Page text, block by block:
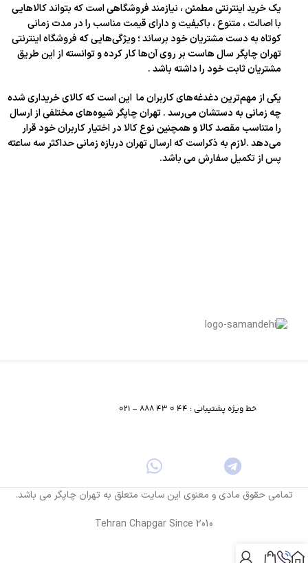
یک خرید اینترنتی مطمئن ، نیازمند فروشگاهی است که بتواند کالاهایی
با اصالت ، متنوع ، باکیفیت و دارای قیمت مناسب را در مدت زمانی
کوتاه به دست مشتریان خود برساند ؛ ویژگی‌هایی که فروشگاه اینترنتی
تهران چاپگر سال‌ هاست بر روی آن‌ها کار کرده و توانسته از این طریق
مشتریان ثابت خود را داشته باشد .
یکی از مهم‌ترین دغدغه‌های کاربران ما این است که کالای خریداری شده
چه زمانی به دستشان می‌رسد . تهران چاپگر شیوه‌های مختلفی از ارسال
را متناسب مقصد کالا و همچنین نوع کالا در اختیار کاربران خود قرار
می‌دهد .لازم به ذکراست که ارسال تهران دربازه زمانی حداکثر سه ساعته
پس از تکمیل سفارش می باشد.
خط ویژه پشتیبانی : 44 0 43 888 – 021
تمامی حقوق مادی و معنوی این سایت متعلق به تهران چاپگر می باشد.
Tehran Chapgar Since 2010